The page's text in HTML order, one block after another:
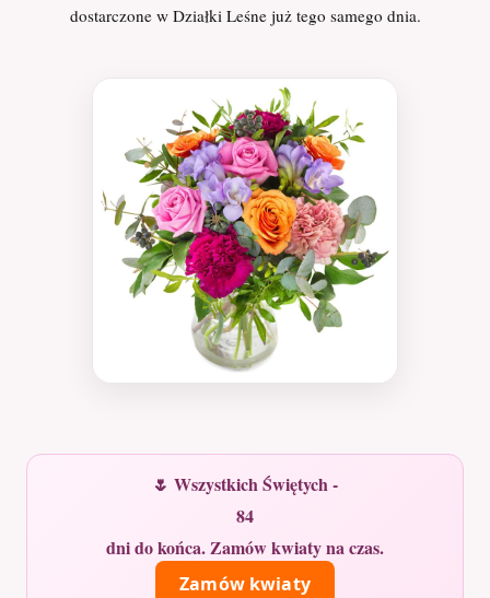
dostarczone w Działki Leśne już tego samego dnia.
🌷 Wszystkich Świętych -
84
dni do końca. Zamów kwiaty na czas.
Zamów kwiaty